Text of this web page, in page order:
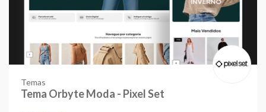
Temas
Tema Orbyte Moda - Pixel Set